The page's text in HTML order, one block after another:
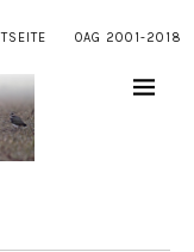
OAG 2001-2018